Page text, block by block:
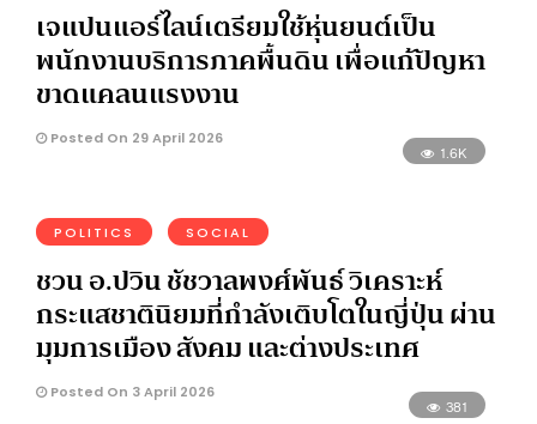
เจแปนแอร์ไลน์เตรียมใช้หุ่นยนต์เป็น
พนักงานบริการภาคพื้นดิน เพื่อแก้ปัญหา
ขาดแคลนแรงงาน
Posted On 29 April 2026
1.6K
POLITICS SOCIAL
ชวน อ.ปวิน ชัชวาลพงศ์พันธ์ วิเคราะห์
กระแสชาตินิยมที่กำลังเติบโตในญี่ปุ่น ผ่าน
มุมการเมือง สังคม และต่างประเทศ
Posted On 3 April 2026
381